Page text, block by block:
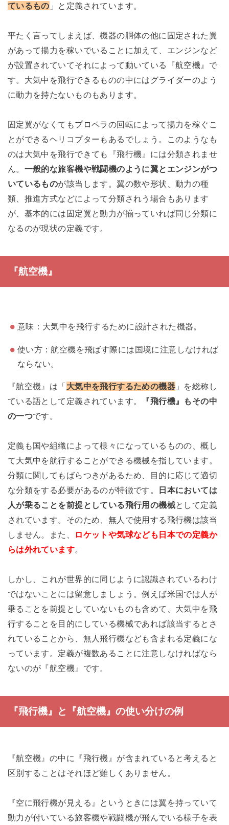
ているもの 」と定義されています。
平たく言ってしまえば、機器の胴体の他に固定された翼
があって揚力を稼いでいることに加えて、エンジンなど
が設置されていてそれによって動いている『航空機』で
す。大気中を飛行できるものの中にはグライダーのよう
に動力を持たないものもあります。
固定翼がなくてもプロペラの回転によって揚力を稼ぐこ
とができるヘリコプターもあるでしょう。このようなも
のは大気中を飛行できても『飛行機』には分類されませ
ん。 一般的な旅客機や戦闘機のように翼とエンジンがつ
いているものが該当します。翼の数や形状、動力の種
類、推進方式などによって分類されう場合もあります
が、基本的には固定翼と動力が揃っていれば同じ分類に
なるのが現状の定義です。
『航空機』
意味：大気中を飛行するために設計された機器。
使い方：航空機を飛ばす際には国境に注意しなければ
ならない。
『航空機』は「大気中を飛行するための機器 」を総称し
ている語として定義されています。
『飛行機』もその中
の一つです。
定義も国や組織によって様々になっているものの、概し
て大気中を航行することができる機械を指しています。
分類に関してもばらつきがあるため、目的に応じて適切
な分類をする必要があるのが特徴です。
日本においては
人が乗ることを前提としている飛行用の機械として定義
されています。そのため、無人で使用する飛行機は該当
しません。また、
ロケットや気球なども日本での定義か
らは外れています。
しかし、これが世界的に同じように認識されているわけ
ではないことには留意しましょう。例えば米国では人が
乗ることを前提としていないものも含めて、大気中を飛
行することを目的にしている機械であれば該当するとさ
れていることから、無人飛行機なども含まれる定義にな
っています。定義が複数あることに注意しなければなら
ないのが『航空機』です。
『飛行機』と『航空機』の使い分けの例
『航空機』の中に『飛行機』が含まれていると考えると
区別することはそれほど難しくありません。
『空に飛行機が見える』というときには翼を持っていて
動力が付いている旅客機や戦闘機が飛んでいる様子を表